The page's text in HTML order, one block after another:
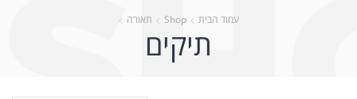
עמוד הבית Shop תאורה
תיקים